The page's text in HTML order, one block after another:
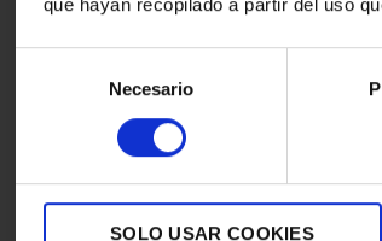
que hayan recopilado a partir del uso
consentimiento
Necesario
SOLO USAR COOKIES
Accesorios incluidos